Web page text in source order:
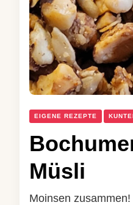
EIGENE REZEPTE
Müsli
Moinsen